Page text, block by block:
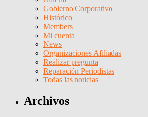
Gobierno Corporativo
Histórico
Members
Mi cuenta
News
Organizaciones Afiliadas
Realizar pregunta
Reparación Periodistas
Todas las noticias
Archivos